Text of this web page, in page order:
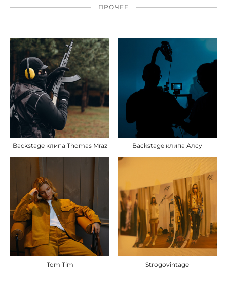
ПРОЧЕЕ
Backstage клипа Thomas Mraz Backstage клипа Алсу
Tom Tim Strogovintage